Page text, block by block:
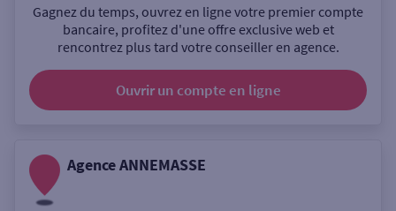
Ouverte le samedi
Ouverte le lundi
Gagnez du temps, ouvrez en ligne votre premier compte
bancaire, profitez d'une offre exclusive web et
rencontrez plus tard votre conseiller en agence.
Ouvrir un compte en ligne
Agence ANNEMASSE